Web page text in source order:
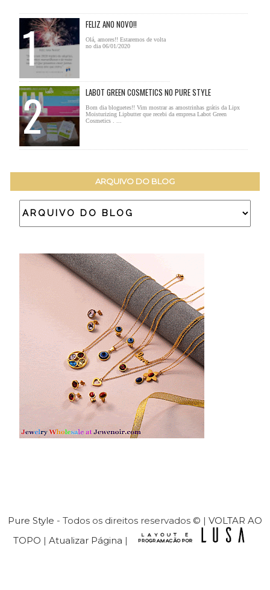
FELIZ ANO NOVO!!
Olá, amores!! Estaremos de volta
no dia 06/01/2020
LABOT GREEN COSMETICS NO PURE STYLE
Bom dia bloguetes!! Vim mostrar as amostrinhas grátis da Lipx
Moisturizing Lipbutter que recebi da empresa Labot Green
Cosmetics . ...
ARQUIVO DO BLOG
Pure Style - Todos os direitos reservados © | VOLTAR AO
TOPO | Atualizar Página |